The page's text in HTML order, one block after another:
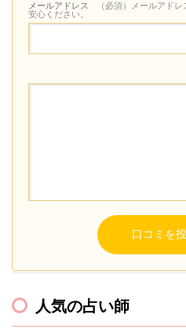
メールアドレス
（必須）メールアド
安心ください。
人気の占い師